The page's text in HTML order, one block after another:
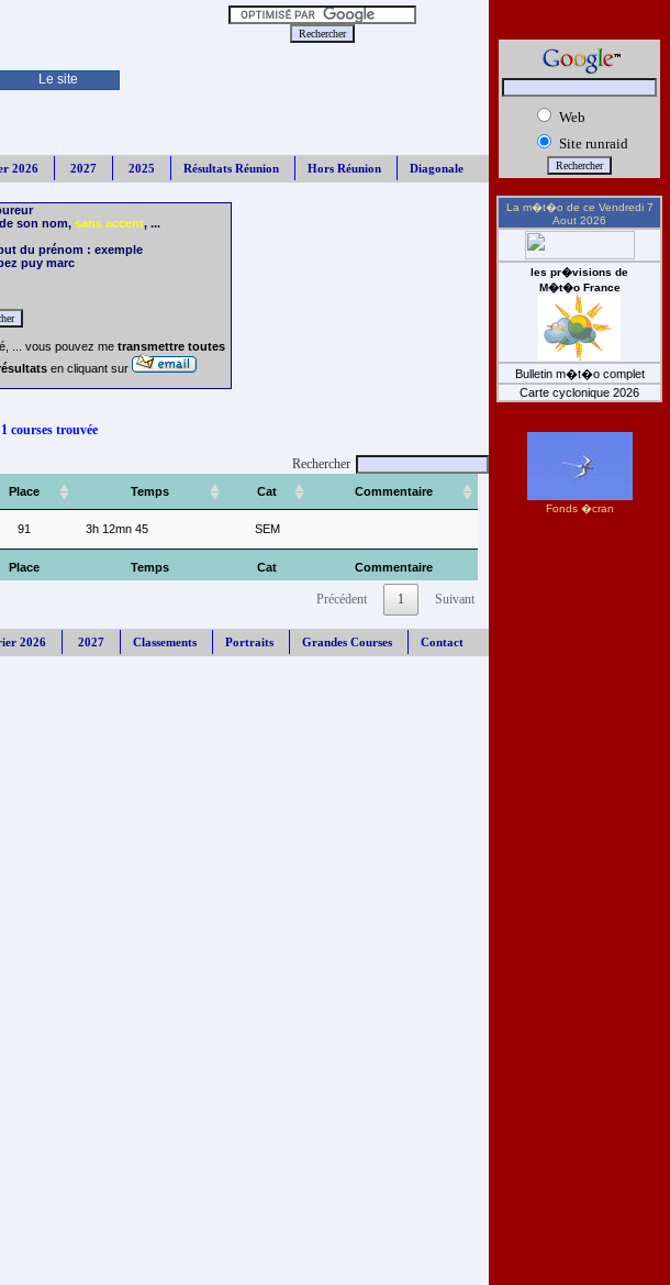
Le site
2026 2027 2025 Résultats Réunion Hors Réunion Diagonale
son nom, sans accent, ...
du prénom : exemple
puy marc
... vous pouvez me transmettre toutes
en cliquant sur
1 courses trouvée
Rechercher
Place Temps Cat Commentaire
Place Temps Cat Commentaire
91 3h 12mn 45 SEM
Précédent 1 Suivant
2026 2027 Classements Portraits Grandes Courses Contact
Web
Site runraid
La m�t�o de ce Vendredi 7
Aout 2026
les pr�visions de
M�t�o France
Bulletin m�t�o complet
Carte cyclonique 2026
Fonds �cran